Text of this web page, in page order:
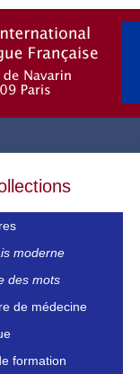
moderne
des mots
de médecine
formation